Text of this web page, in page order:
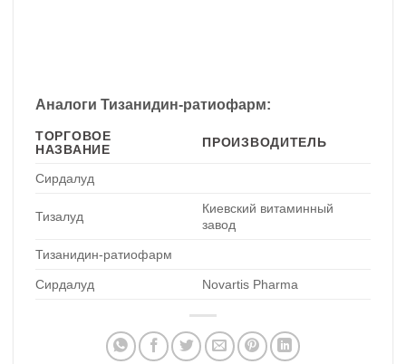
Аналоги Тизанидин-ратиофарм:
ТОРГОВОЕ
НАЗВАНИЕ
ПРОИЗВОДИТЕЛЬ
Сирдалуд
Тизалуд
Киевский витаминный
завод
Тизанидин-ратиофарм
Сирдалуд Novartis Pharma